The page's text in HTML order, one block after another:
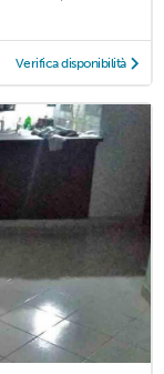
Verifica disponibilità